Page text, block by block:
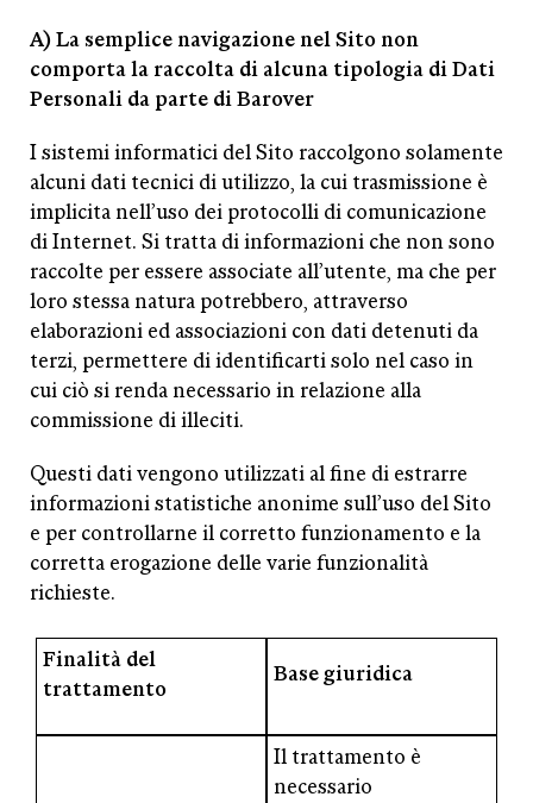
A) La semplice navigazione nel Sito non
comporta la raccolta di alcuna tipologia di Dati
Personali da parte di Barover
I sistemi informatici del Sito raccolgono solamente
alcuni dati tecnici di utilizzo, la cui trasmissione è
implicita nell’uso dei protocolli di comunicazione
di Internet. Si tratta di informazioni che non sono
raccolte per essere associate all’utente, ma che per
loro stessa natura potrebbero, attraverso
elaborazioni ed associazioni con dati detenuti da
terzi, permettere di identificarti solo nel caso in
cui ciò si renda necessario in relazione alla
commissione di illeciti.
Questi dati vengono utilizzati al fine di estrarre
informazioni statistiche anonime sull’uso del Sito
e per controllarne il corretto funzionamento e la
corretta erogazione delle varie funzionalità
richieste.
Finalità del
trattamento
Base giuridica
Il trattamento è
necessario